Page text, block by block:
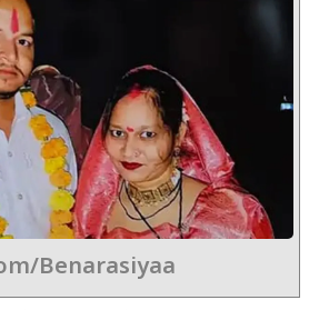
Benarasiyaa